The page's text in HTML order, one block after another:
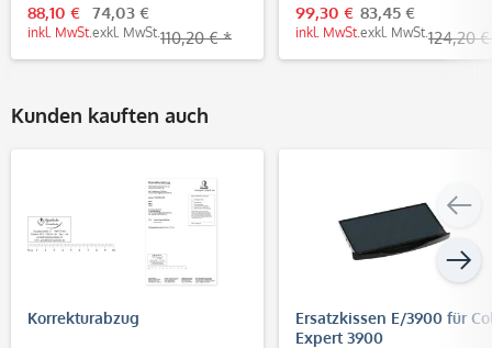
88,10 €
inkl. MwSt.
74,03 €
exkl. MwSt. 110,20 € *
99,30 €
inkl. MwSt.
83,45 €
exkl. MwSt. 124,20
Kunden kauften auch
Korrekturabzug
Ersatzkissen E/3900 für
Expert 3900